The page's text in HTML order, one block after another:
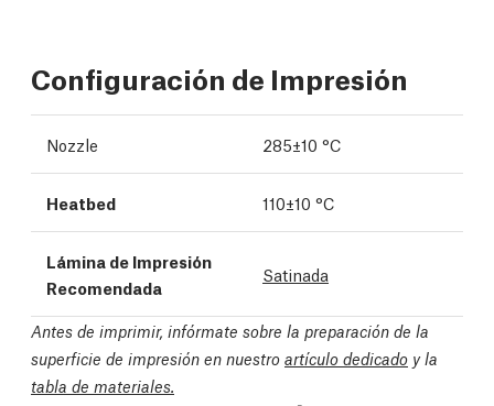
Configuración de Impresión
Nozzle 285±10 °C
Heatbed 110±10 °C
Lámina de Impresión
Recomendada
Satinada
Antes de imprimir, infórmate sobre la preparación de la
superficie de impresión en nuestro artículo dedicado y la
tabla de materiales.